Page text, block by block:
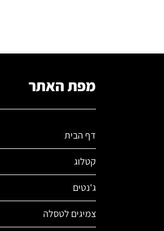
מפת האתר
דף הבית
קטלוג
ג'נטים
צמיגים לטסלה